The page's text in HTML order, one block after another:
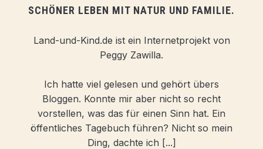
SCHÖNER LEBEN MIT NATUR UND FAMILIE.
Land-und-Kind.de ist ein Internetprojekt von
Peggy Zawilla.
Ich hatte viel gelesen und gehört übers
Bloggen. Konnte mir aber nicht so recht
vorstellen, was das für einen Sinn hat. Ein
öffentliches Tagebuch führen? Nicht so mein
Ding, dachte ich [...]